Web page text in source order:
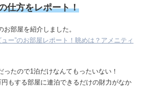
仕方をレポート！
部屋を紹介しました。
ー”のお部屋レポート！眺めは？アメニティ
ったので1泊だけなんてもったいない！
もする部屋に連泊できるだけの財力がなか